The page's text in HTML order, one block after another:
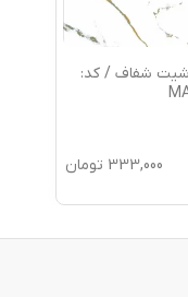
ماربل شیت شفاف